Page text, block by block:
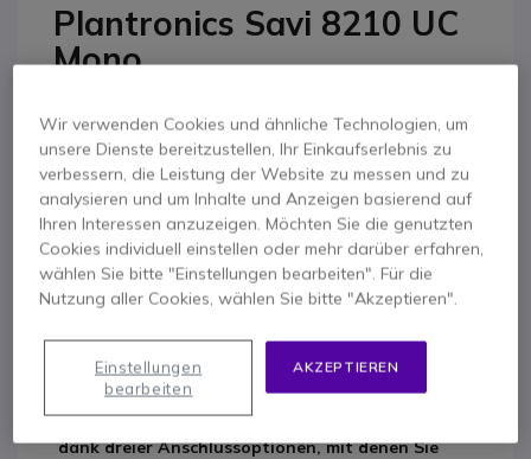
Plantronics Savi 8210 UC
Mono
einfachem Anschluss über USB-Dongle
Genießen Sie einfach bessere Gespräche mit der Savi
8200-Serie. Verwalten Sie problemlos Anrufe auf PC,
Mobiltelefon und Festnetztelefonmit
unternehmensfähigem DECT-Audio.
nutzen heutzutage verschiedenste Geräte bei der
Arbeit – vom PC über Mobil- bis hin zu
Festnetztelefonen. Mit dem Headset-System der Savi
8200-Serie erfolgt das Anrufmanagement mühelos –
dank dreier Anschlussoptionen, mit denen Sie
Wir verwenden Cookies und ähnliche Technologien, um
unsere Dienste bereitzustellen, Ihr Einkaufserlebnis zu
verbessern, die Leistung der Website zu messen und zu
analysieren und um Inhalte und Anzeigen basierend auf
Ihren Interessen anzuzeigen. Möchten Sie die genutzten
Cookies individuell einstellen oder mehr darüber erfahren,
wählen Sie bitte "Einstellungen bearbeiten". Für die
Nutzung aller Cookies, wählen Sie bitte "Akzeptieren".
AKZEPTIEREN
Einstellungen
bearbeiten